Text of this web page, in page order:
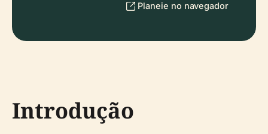
Planeie no navegador
Introdução